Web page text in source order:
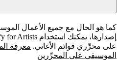
كما هو الحال مع جميع الأعمال
على محرِّري قوائم الأغاني. معرفة
الموسيقى على المحرِّرين